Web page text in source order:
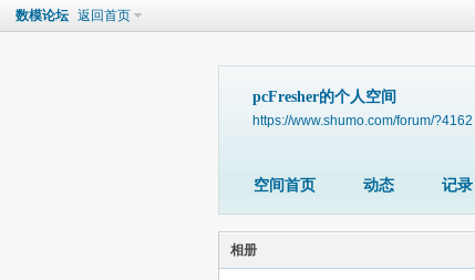
数模论坛 返回首页
pcFresher的个人空间
https://www.shumo.com/forum/?4162
空间首页 动态 记录
相册